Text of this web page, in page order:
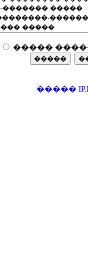
�����
�����